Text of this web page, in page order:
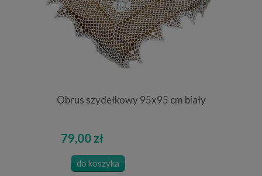
Obrus szydełkowy 95x95 cm biały
79,00 zł
do koszyka